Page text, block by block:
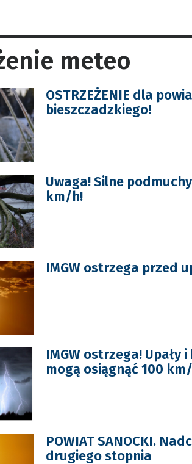
meteo
OSTRZEŻENIE dla
bieszczadzkiego!
Uwaga! Silne
km/h!
IMGW ostrzega przed
IMGW ostrzega! Upały
mogą osiągnąć 100
POWIAT SANOCKI.
drugiego stopnia